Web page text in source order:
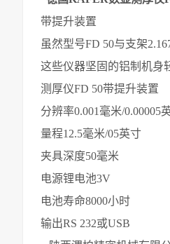
带提升装置
虽然型号FD 50与支架
这些仪器坚固的铝制机身
测厚仪FD 50带提升装置
分辨率0.001毫米/0.00005
量程12.5毫米/05英寸
夹具深度50毫米
电源锂电池3V
电池寿命8000小时
输出RS 232或USB